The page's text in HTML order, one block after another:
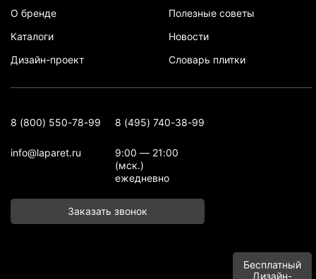
О бренде
Каталоги
Дизайн-проект
Полезные советы
Новости
Словарь плитки
8 (800) 550-78-99 8 (495) 740-38-99
info@laparet.ru
9:00 — 21:00
(мск.)
ежедневно
Заказать звонок
Бесплатный
Дизайн-